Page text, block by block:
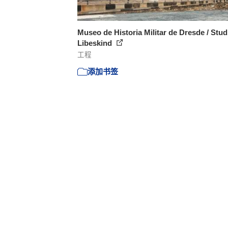
Museo de Historia Militar de Dresde /
Libeskind
工程
添加书签